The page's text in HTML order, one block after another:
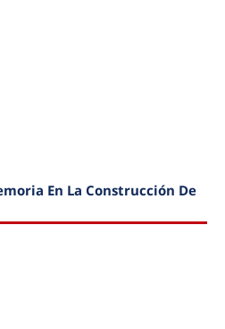
En La Construcción De